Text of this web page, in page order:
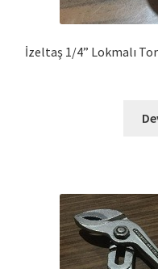
İzeltaş 1/4” Lokmalı